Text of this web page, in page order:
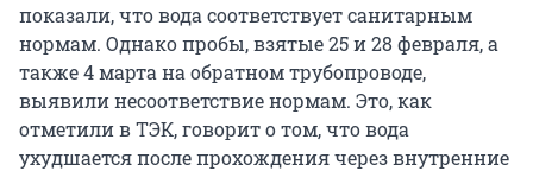
показали, что вода соответствует санитарным
нормам. Однако пробы, взятые 25 и 28 февраля, а
также 4 марта на обратном трубопроводе,
выявили несоответствие нормам. Это, как
отметили в ТЭК, говорит о том, что вода
ухудшается после прохождения через внутренние